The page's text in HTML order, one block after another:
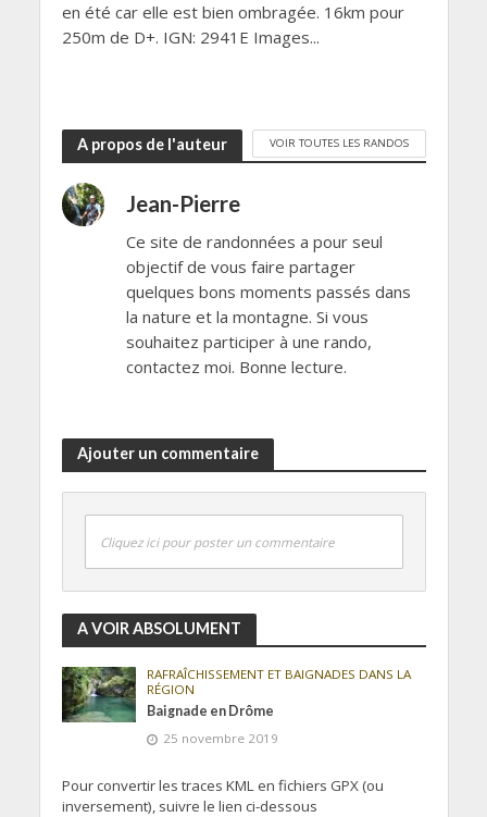
en été car elle est bien ombragée. 16km pour
250m de D+. IGN: 2941E Images...
A propos de l'auteur VOIR TOUTES LES RANDOS
Jean-Pierre
Ce site de randonnées a pour seul
objectif de vous faire partager
quelques bons moments passés dans
la nature et la montagne. Si vous
souhaitez participer à une rando,
contactez moi. Bonne lecture.
Ajouter un commentaire
Cliquez ici pour poster un commentaire
A VOIR ABSOLUMENT
RAFRAÎCHISSEMENT ET BAIGNADES DANS LA
RÉGION
Baignade en Drôme
25 novembre 2019
Pour convertir les traces KML en fichiers GPX (ou
inversement), suivre le lien ci-dessous